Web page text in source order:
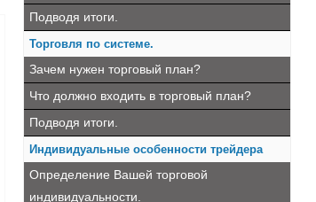
Подводя итоги.
Торговля по системе.
Зачем нужен торговый план?
Что должно входить в торговый план?
Подводя итоги.
Индивидуальные особенности трейдера
Определение Вашей торговой
индивидуальности.